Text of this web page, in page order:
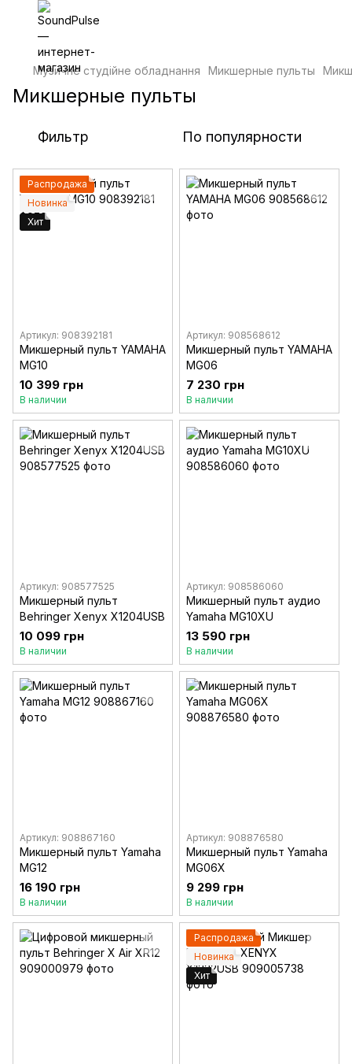
Музичне студійне обладнання Микшерные пульты
Микшерные пульты
Фильтр По популярности
Распродажа
Новинка
Хит
Артикул: 908392181
Микшерный пульт YAMAHA
MG10
10 399 грн
В наличии
Артикул: 908568612
Микшерный пульт YAMAHA
MG06
7 230 грн
В наличии
Артикул: 908577525
Микшерный пульт
Behringer Xenyx X1204USB
10 099 грн
В наличии
Артикул: 908586060
Микшерный пульт аудио
Yamaha MG10XU
13 590 грн
В наличии
Артикул: 908867160
Микшерный пульт Yamaha
MG12
16 190 грн
В наличии
Артикул: 908876580
Микшерный пульт Yamaha
MG06X
9 299 грн
В наличии
Распродажа
Новинка
Хит